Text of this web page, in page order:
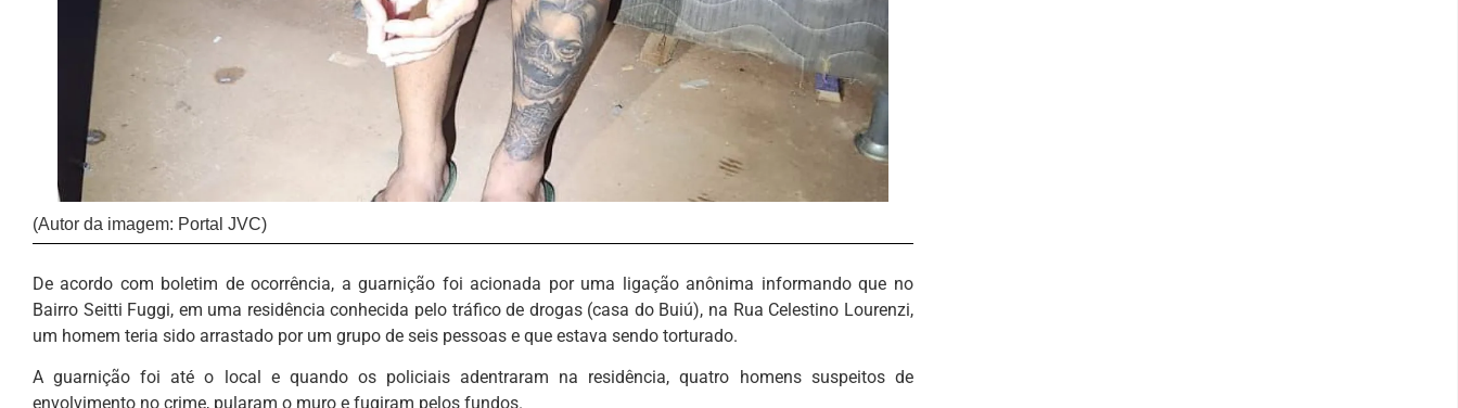
(Autor da imagem: Portal JVC)
De acordo com boletim de ocorrência, a guarnição foi acionada por uma ligação anônima informando que no
Bairro Seitti Fuggi, em uma residência conhecida pelo tráfico de drogas (casa do Buiú), na Rua Celestino Lourenzi,
um homem teria sido arrastado por um grupo de seis pessoas e que estava sendo torturado.
A guarnição foi até o local e quando os policiais adentraram na residência, quatro homens suspeitos de
envolvimento no crime, pularam o muro e fugiram pelos fundos.